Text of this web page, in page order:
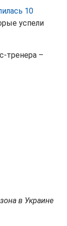
10
успели
тренера –
в Украине